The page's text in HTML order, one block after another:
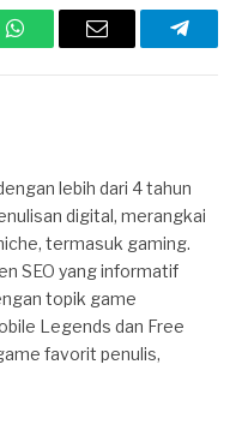
WhatsAppEmail
lebih dari 4 tahun
digital, merangkai
termasuk gaming.
SEO yang informatif
topik game
Legends dan Free
favorit penulis,